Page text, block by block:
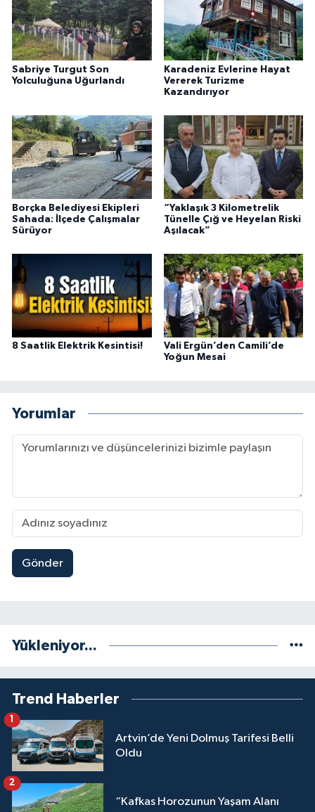
Sabriye Turgut Son
Yolculuğuna Uğurlandı
Karadeniz Evlerine Hayat
Vererek Turizme
Kazandırıyor
Borçka Belediyesi Ekipleri
Sahada: İlçede Çalışmalar
Sürüyor
“Yaklaşık 3 Kilometrelik
Tünelle Çığ ve Heyelan Riski
Aşılacak”
8 Saatlik Elektrik Kesintisi!
Vali Ergün’den Camili’de
Yoğun Mesai
Yorumlar
Gönder
Yükleniyor...
Trend Haberler
Artvin’de Yeni Dolmuş Tarifesi Belli
Oldu
“Kafkas Horozunun Yaşam Alanı
2